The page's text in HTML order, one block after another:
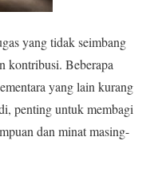
yang tidak seimbang
kontribusi. Beberapa
yang lain kurang
penting untuk membagi
dan minat masing-